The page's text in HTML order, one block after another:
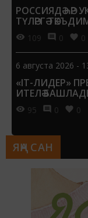
РОССИЯДӘ ҺӘР
ТҮЛӘРГӘ
109 0 0
6 августа 2026 -
«IT-ЛИДЕР»
ИТЕЛӘ
95 0 0
ЯҢА САН